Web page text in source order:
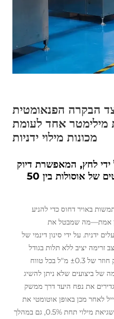
הבקרה הפנאומטית
אחד לעומת
מכונות מילוי ידניות
ידי לחץ, המאפשרת דיוק
של ±0.3 מ"ל בכל פורמטים של אוסולות בין 50
באויר דחוס כדי להניע
אמת—מה שמבטל את
ידנית. על ידי סינון דינמי של
יציב ללא תלות בגודל
הבקבוק או בצמיגות. זה מביא לדיוק חוזר של ±0.3 מ"ל בכל טווח
50–1000 מ"ל—רמה של ביצועים שלא ניתן להשיג
את נפח היעד דרך ממשק
לאחר מכן באופן אוטומטי את
ההזזה של הפיסטון. התוצאה היא שגיאת מילוי תחת 0.5%, גם במהלך